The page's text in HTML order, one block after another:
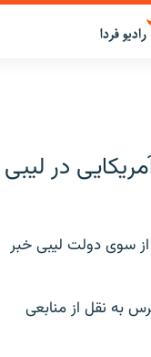
در ليبی
از سوی دولت ليبی خبر
به نقل از منابعی